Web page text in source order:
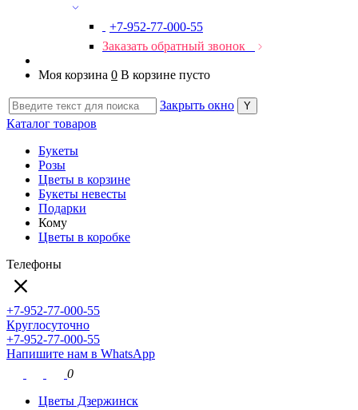
+7-952-77-000-55
Заказать обратный звонок
Моя корзина 0 В корзине пусто
Закрыть окно
Каталог товаров
Букеты
Розы
Цветы в корзине
Букеты невесты
Подарки
Кому
Цветы в коробке
Телефоны
+7-952-77-000-55
Круглосуточно
+7-952-77-000-55
Напишите нам в WhatsApp
0
Цветы Дзержинск